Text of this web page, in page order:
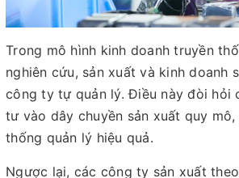
Trong mô hình kinh doanh truyền
nghiên cứu, sản xuất và kinh doanh
công ty tự quản lý. Điều này đòi hỏi
tư vào dây chuyền sản xuất quy
thống quản lý hiệu quả.
Ngược lại, các công ty sản xuất